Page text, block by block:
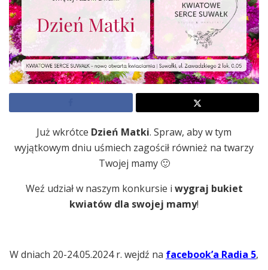
Już wkrótce Dzień Matki. Spraw, aby w tym
wyjątkowym dniu uśmiech zagościł również na twarzy
Twojej mamy 🙂
Weź udział w naszym konkursie i wygraj bukiet
kwiatów dla swojej mamy!
W dniach 20-24.05.2024 r. wejdź na facebook’a Radia 5,